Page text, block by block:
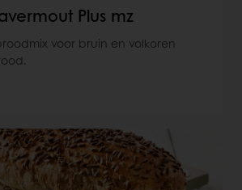
Plus mz
voor bruin en volkoren